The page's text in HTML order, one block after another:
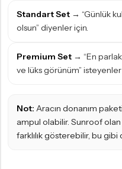
Standart Set → “Günlük
olsun” diyenler için.
Premium Set → “En
ve lüks görünüm” isteyenler
Not: Aracın donanım
ampul olabilir. Sunroof
farklılık gösterebilir, bu gibi